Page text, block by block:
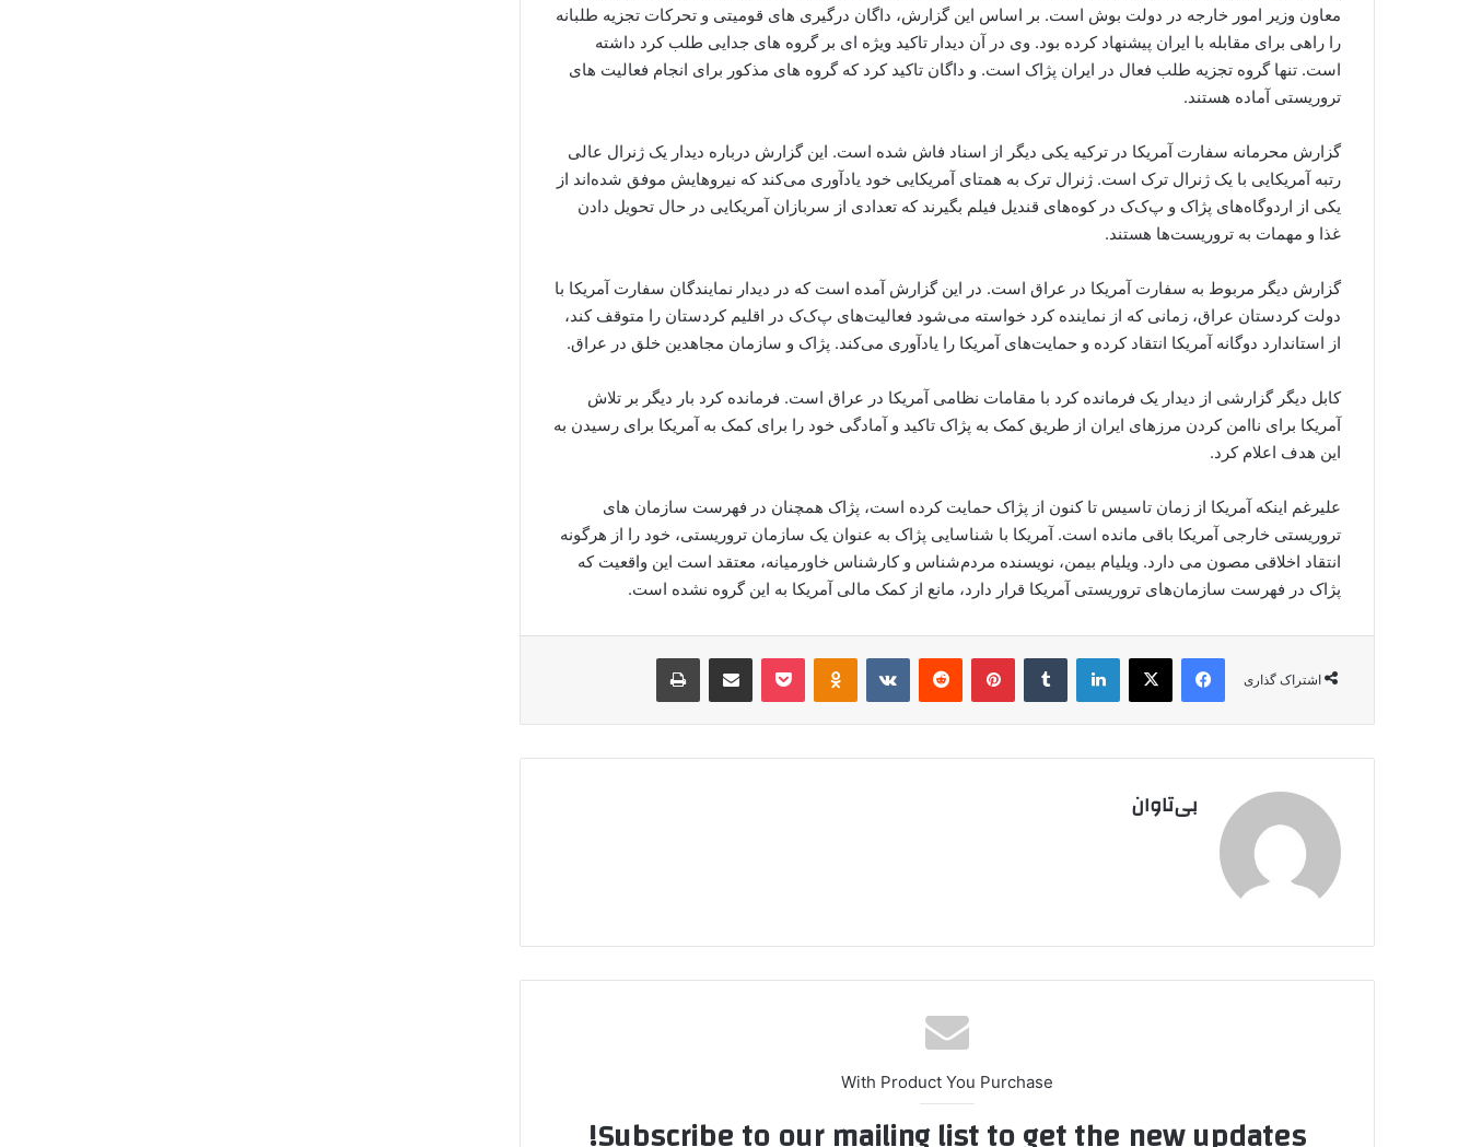
معاون وزیر امور خارجه در دولت بوش است. بر اساس این گزارش، داگان درگیری های قومیتی و تحرکات تجزیه طلبانه
را راهی برای مقابله با ایران پیشنهاد کرده بود. وی در آن دیدار تاکید ویژه ای بر گروه های جدایی طلب کرد داشته
است. تنها گروه تجزیه طلب فعال در ایران پژاک است. و داگان تاکید کرد که گروه های مذکور برای انجام فعالیت های
تروریستی آماده هستند.
گزارش محرمانه سفارت آمریکا در ترکیه یکی دیگر از اسناد فاش شده است. این گزارش درباره دیدار یک ژنرال عالی
رتبه آمریکایی با یک ژنرال ترک است. ژنرال ترک به همتای آمریکایی خود یادآوری می‌کند که نیروهایش موفق شده‌اند از
یکی از اردوگاه‌های پژاک و پ‌ک‌ک در کوه‌های قندیل فیلم بگیرند که تعدادی از سربازان آمریکایی در حال تحویل دادن
غذا و مهمات به تروریست‌ها هستند.
گزارش دیگر مربوط به سفارت آمریکا در عراق است. در این گزارش آمده است که در دیدار نمایندگان سفارت آمریکا با
دولت کردستان عراق، زمانی که از نماینده کرد خواسته می‌شود فعالیت‌های پ‌ک‌ک در اقلیم کردستان را متوقف کند،
از استاندارد دوگانه آمریکا انتقاد کرده و حمایت‌های آمریکا را یادآوری می‌کند. پژاک و سازمان مجاهدین خلق در عراق.
کابل دیگر گزارشی از دیدار یک فرمانده کرد با مقامات نظامی آمریکا در عراق است. فرمانده کرد بار دیگر بر تلاش
آمریکا برای ناامن کردن مرزهای ایران از طریق کمک به پژاک تاکید و آمادگی خود را برای کمک به آمریکا برای رسیدن به
این هدف اعلام کرد.
علیرغم اینکه آمریکا از زمان تاسیس تا کنون از پژاک حمایت کرده است، پژاک همچنان در فهرست سازمان های
تروریستی خارجی آمریکا باقی مانده است. آمریکا با شناسایی پژاک به عنوان یک سازمان تروریستی، خود را از هرگونه
انتقاد اخلاقی مصون می دارد. ویلیام بیمن، نویسنده مردم‌شناس و کارشناس خاورمیانه، معتقد است این واقعیت که
پژاک در فهرست سازمان‌های تروریستی آمریکا قرار دارد، مانع از کمک مالی آمریکا به این گروه نشده است.
اشتراک گذاری
فیس بوک لینکدین ‫پین‌ترست ‫رددیت پاکت اشتراک گذاری از طریق ایمیل
بی‌تاوان
With Product You Purchase